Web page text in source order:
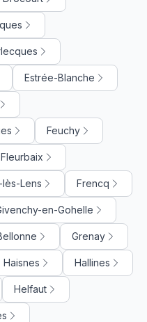
Estrée-Blanche
Feuchy
Fleurbaix
Lens Frencq
en-Gohelle
Grenay
Haisnes Hallines
Helfaut